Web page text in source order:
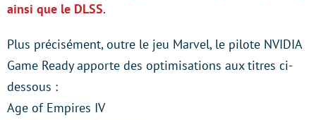
ainsi que le DLSS.
Plus précisément, outre le jeu Marvel, le pilote NVIDIA
Game Ready apporte des optimisations aux titres ci-
dessous :
Age of Empires IV